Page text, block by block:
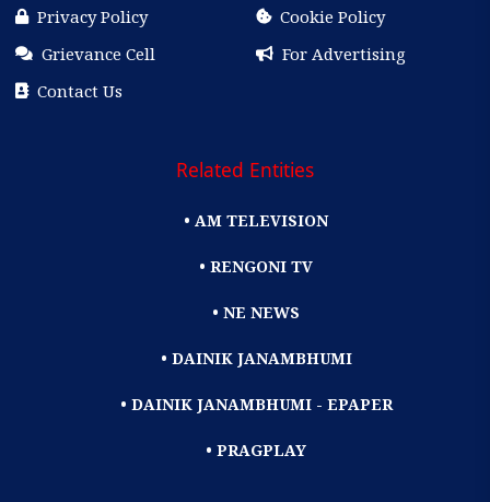
Privacy Policy
Cookie Policy
Grievance Cell
For Advertising
Contact Us
Related Entities
• AM TELEVISION
• RENGONI TV
• NE NEWS
• DAINIK JANAMBHUMI
• DAINIK JANAMBHUMI - EPAPER
• PRAGPLAY